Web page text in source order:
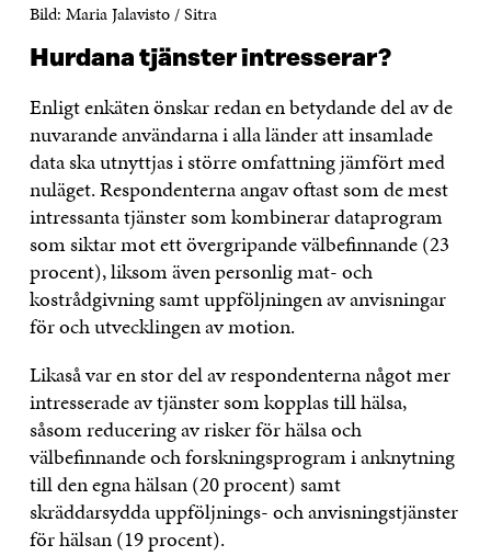
Bild: Maria Jalavisto / Sitra
Hurdana tjänster intresserar?
Enligt enkäten önskar redan en betydande del av de
nuvarande användarna i alla länder att insamlade
data ska utnyttjas i större omfattning jämfört med
nuläget. Respondenterna angav oftast som de mest
intressanta tjänster som kombinerar dataprogram
som siktar mot ett övergripande välbefinnande (23
procent), liksom även personlig mat- och
kostrådgivning samt uppföljningen av anvisningar
för och utvecklingen av motion.
Likaså var en stor del av respondenterna något mer
intresserade av tjänster som kopplas till hälsa,
såsom reducering av risker för hälsa och
välbefinnande och forskningsprogram i anknytning
till den egna hälsan (20 procent) samt
skräddarsydda uppföljnings- och anvisningstjänster
för hälsan (19 procent).